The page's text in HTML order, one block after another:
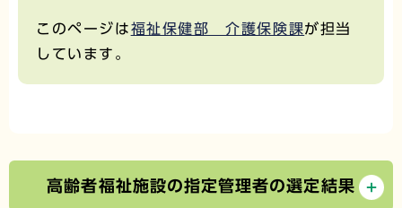
このページは福祉保健部 介護保険課が担当
しています。
高齢者福祉施設の指定管理者の選定結果